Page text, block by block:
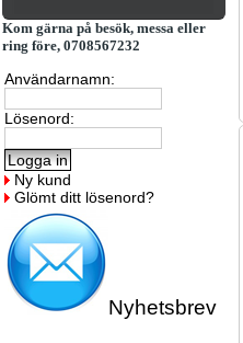
Kom gärna på besök, messa eller
ring före, 0708567232
Användarnamn:
Lösenord:
Ny kund
Glömt ditt lösenord?
Nyhetsbrev